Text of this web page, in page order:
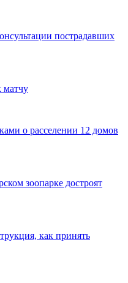
пострадавших
о расселении 12 домов
зоопарке достроят
как принять